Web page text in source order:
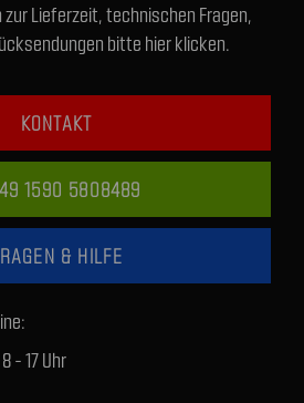
zur Lieferzeit, technischen Fragen,
bitte hier klicken.
KONTAKT
1590 5808489
& HILFE
- 17 Uhr